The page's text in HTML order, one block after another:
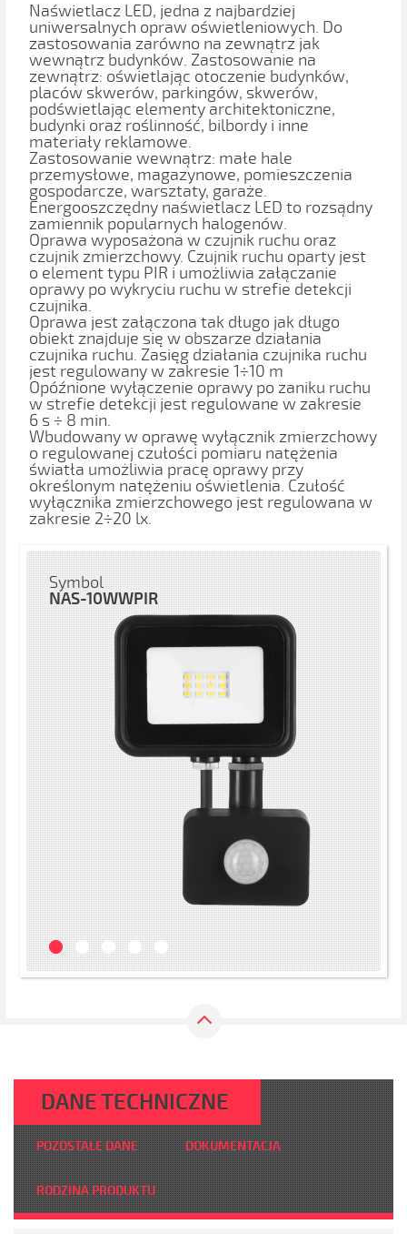
Naświetlacz LED, jedna z najbardziej
uniwersalnych opraw oświetleniowych. Do
zastosowania zarówno na zewnątrz jak
wewnątrz budynków. Zastosowanie na
zewnątrz: oświetlając otoczenie budynków,
placów skwerów, parkingów, skwerów,
podświetlając elementy architektoniczne,
budynki oraz roślinność, bilbordy i inne
materiały reklamowe.
Zastosowanie wewnątrz: małe hale
przemysłowe, magazynowe, pomieszczenia
gospodarcze, warsztaty, garaże.
Energooszczędny naświetlacz LED to rozsądny
zamiennik popularnych halogenów.
Oprawa wyposażona w czujnik ruchu oraz
czujnik zmierzchowy. Czujnik ruchu oparty jest
o element typu PIR i umożliwia załączanie
oprawy po wykryciu ruchu w strefie detekcji
czujnika.
Oprawa jest załączona tak długo jak długo
obiekt znajduje się w obszarze działania
czujnika ruchu. Zasięg działania czujnika ruchu
jest regulowany w zakresie 1÷10 m
Opóźnione wyłączenie oprawy po zaniku ruchu
w strefie detekcji jest regulowane w zakresie
6 s ÷ 8 min.
Wbudowany w oprawę wyłącznik zmierzchowy
o regulowanej czułości pomiaru natężenia
światła umożliwia pracę oprawy przy
określonym natężeniu oświetlenia. Czułość
wyłącznika zmierzchowego jest regulowana w
zakresie 2÷20 lx.
Symbol
NAS-10WWPIR
DANE TECHNICZNE
POZOSTAŁE DANE DOKUMENTACJA
RODZINA PRODUKTU